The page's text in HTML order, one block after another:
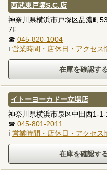
西武東戸塚S.C.店
神奈川県横浜市戸塚区品濃町
7F
☎ 045-820-1004
ℹ 営業時間・店休日・アクセス
イトーヨーカドー立場店
神奈川県横浜市泉区中田西1-
☎ 045-801-2011
ℹ 営業時間・店休日・アクセス